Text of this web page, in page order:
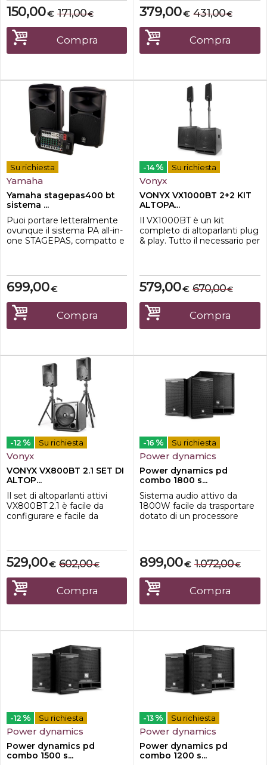
modello attivo ospita
l'amplificatore che ha un
lettore USB/SD integrato e
tecnologia wireless BT per
riprodurre la tua musica in
st...
€
150,00 €
171,00
Compra
portaoggetti. Questo set
audio utilizza un
amplificatore di classe D. Il
mixer ha 8 canali di ingresso
per 4 connettori microfonici,
i canali ...
€
379,00 €
431,00
Compra
Su richiesta
Yamaha
Yamaha stagepas400 bt
sistema ...
Puoi portare letteralmente
ovunque il sistema PA all-in-
one STAGEPAS, compatto e
rimovibile, insieme a un paio
di cavi per altoparlanti e un
cavo di alimentazione, si
combinano in un pacchetto
attraente e compatto che
fornisce il ...
€
699,00
Compra
-14 % Su richiesta
Vonyx
VONYX VX1000BT 2+2 KIT
ALTOPA...
Il VX1000BT è un kit
completo di altoparlanti plug
& play. Tutto il necessario per
subwoofer da 10" che ospita
l'amplificatore, entrambi i top
e il subwoofer passivo sono
collegati all'unità
dell'amplificatore. Il ric...
€
579,00 €
670,00
Compra
-12 % Su richiesta
Vonyx
VONYX VX800BT 2.1 SET DI
ALTOP...
Il set di altoparlanti attivi
VX800BT 2.1 è facile da
configurare e facile da
ABS con driver dinamico da
1''. Il ricevitore BT integrato ti
consente di riprodurre in
streaming la tua musica in
modalità wireless dal t...
€
529,00 €
602,00
Compra
-16 % Su richiesta
Power dynamics
Power dynamics pd
combo 1800 s...
Sistema audio attivo da
1800W facile da trasportare
dotato di un processore
costante. Ideale per DJ
mobili, spettacoli di karaoke,
spettacoli drive-in,
presentazioni e altre
applicazioni mobili. Questo
set professionale
€
899,00 €
1.072,00
Compra
-12 % Su richiesta
Power dynamics
Power dynamics pd
combo 1500 s...
-13 % Su richiesta
Power dynamics
Power dynamics pd
combo 1200 s...